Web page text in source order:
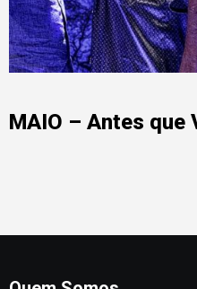
MAIO – Antes que